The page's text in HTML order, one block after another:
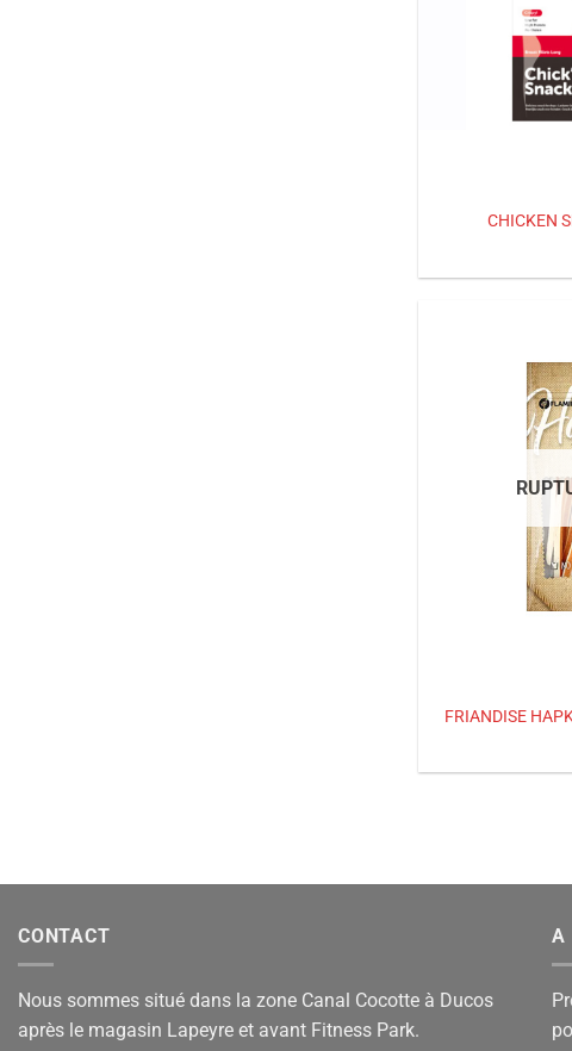
CHICKEN
FRIANDISE
CONTACT
Nous sommes situé dans la zone Canal Cocotte à Ducos
après le magasin Lapeyre et avant Fitness Park.
A